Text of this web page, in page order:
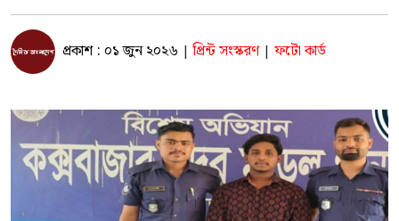
প্রকাশ : ০১ জুন ২০২৬ | প্রিন্ট সংস্করণ | ফটো কার্ড